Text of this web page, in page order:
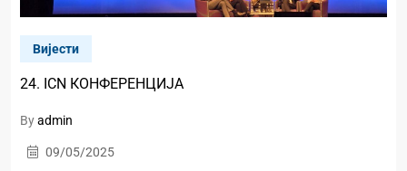
Вијести
24. ICN КОНФЕРЕНЦИЈА
Byadmin
09/05/2025